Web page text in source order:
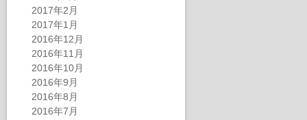
2017年2月
2017年1月
2016年12月
2016年11月
2016年10月
2016年9月
2016年8月
2016年7月